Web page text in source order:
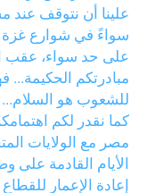
علينا أن نتوقف عند
سواءً في شوارع غزة
على حد سواء، عقب
مبادرتكم
للشعوب هو السلام...
كما نقدر لكم
مصر مع الولايات
الأيام القادمة
إعادة الإعمار